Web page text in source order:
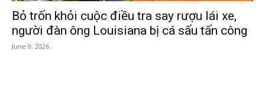
Bỏ trốn khỏi cuộc điều tra say rượu lái xe,
người đàn ông Louisiana bị cá sấu tấn công
June 9, 2026